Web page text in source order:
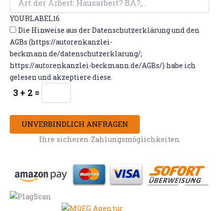
YOURLABEL16
Die Hinweise aus der Datenschutzerklärung und den
AGBs (https://autorenkanzlei-
beckmann.de/datenschutzerklarung/;
https://autorenkanzlei-beckmann.de/AGBs/) habe ich
gelesen und akzeptiere diese.
3 + 2 =
UNVERBINDLICH ANFRAGEN
Ihre sicheren Zahlungsmöglichkeiten